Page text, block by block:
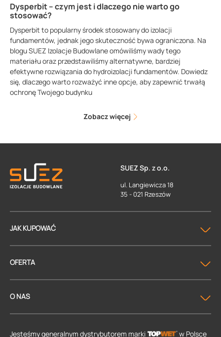
Dysperbit – czym jest i dlaczego nie warto go
stosować?
Dysperbit to popularny środek stosowany do izolacji
fundamentów, jednak jego skuteczność bywa ograniczona. Na
blogu SUEZ Izolacje Budowlane omówiliśmy wady tego
materiału oraz przedstawiliśmy alternatywne, bardziej
efektywne rozwiązania do hydroizolacji fundamentów. Dowiedz
się, dlaczego warto rozważyć inne opcje, aby zapewnić trwałą
ochronę Twojego budynku
Zobacz więcej
SUEZ Sp. z o.o.
ul. Langiewicza 18
35 - 021 Rzeszów
JAK KUPOWAĆ
OFERTA
O NAS
Jesteśmy generalnym dystrybutorem marki w Polsce